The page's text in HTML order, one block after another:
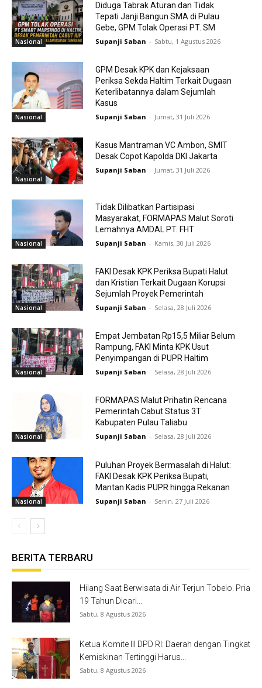
Nasional
Diduga Tabrak Aturan dan Tidak
Tepati Janji Bangun SMA di Pulau
Gebe, GPM Tolak Operasi PT. SM
Supanji Saban - Sabtu, 1 Agustus 2026
Nasional
GPM Desak KPK dan Kejaksaan
Periksa Sekda Haltim Terkait Dugaan
Keterlibatannya dalam Sejumlah
Kasus
Supanji Saban - Jumat, 31 Juli 2026
Nasional
Kasus Mantraman VC Ambon, SMIT
Desak Copot Kapolda DKI Jakarta
Supanji Saban - Jumat, 31 Juli 2026
Nasional
Tidak Dilibatkan Partisipasi
Masyarakat, FORMAPAS Malut Soroti
Lemahnya AMDAL PT. FHT
Supanji Saban - Kamis, 30 Juli 2026
Nasional
FAKI Desak KPK Periksa Bupati Halut
dan Kristian Terkait Dugaan Korupsi
Sejumlah Proyek Pemerintah
Supanji Saban - Selasa, 28 Juli 2026
Nasional
Empat Jembatan Rp15,5 Miliar Belum
Rampung, FAKI Minta KPK Usut
Penyimpangan di PUPR Haltim
Supanji Saban - Selasa, 28 Juli 2026
Nasional
FORMAPAS Malut Prihatin Rencana
Pemerintah Cabut Status 3T
Kabupaten Pulau Taliabu
Supanji Saban - Selasa, 28 Juli 2026
Nasional
Puluhan Proyek Bermasalah di Halut:
FAKI Desak KPK Periksa Bupati,
Mantan Kadis PUPR hingga Rekanan
Supanji Saban - Senin, 27 Juli 2026
BERITA TERBARU
Hilang Saat Berwisata di Air Terjun Tobelo. Pria
19 Tahun Dicari...
Sabtu, 8 Agustus 2026
Ketua Komite III DPD RI: Daerah dengan Tingkat
Kemiskinan Tertinggi Harus...
Sabtu, 8 Agustus 2026